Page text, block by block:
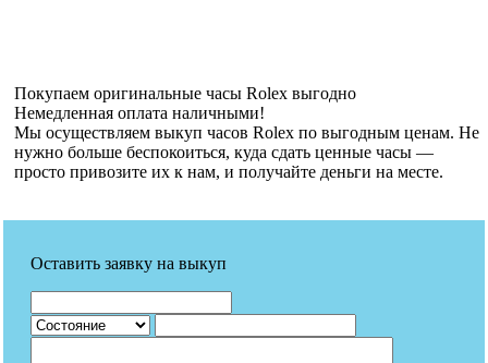
Покупаем оригинальные часы Rolex выгодно
Немедленная оплата наличными!
Мы осуществляем выкуп часов Rolex по выгодным ценам. Не
нужно больше беспокоиться, куда сдать ценные часы —
просто привозите их к нам, и получайте деньги на месте.
Оставить заявку на выкуп